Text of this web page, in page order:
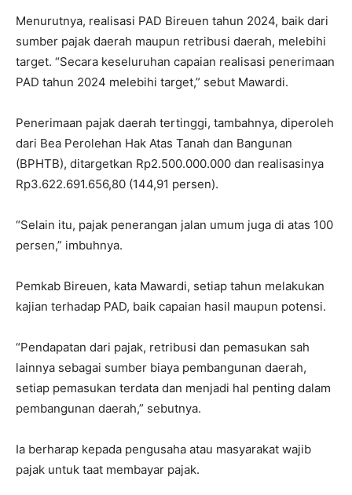
Menurutnya, realisasi PAD Bireuen tahun 2024, baik dari
sumber pajak daerah maupun retribusi daerah, melebihi
target. “Secara keseluruhan capaian realisasi penerimaan
PAD tahun 2024 melebihi target,” sebut Mawardi.
Penerimaan pajak daerah tertinggi, tambahnya, diperoleh
dari Bea Perolehan Hak Atas Tanah dan Bangunan
(BPHTB), ditargetkan Rp2.500.000.000 dan realisasinya
Rp3.622.691.656,80 (144,91 persen).
“Selain itu, pajak penerangan jalan umum juga di atas 100
persen,” imbuhnya.
Pemkab Bireuen, kata Mawardi, setiap tahun melakukan
kajian terhadap PAD, baik capaian hasil maupun potensi.
“Pendapatan dari pajak, retribusi dan pemasukan sah
lainnya sebagai sumber biaya pembangunan daerah,
setiap pemasukan terdata dan menjadi hal penting dalam
pembangunan daerah,” sebutnya.
Ia berharap kepada pengusaha atau masyarakat wajib
pajak untuk taat membayar pajak.